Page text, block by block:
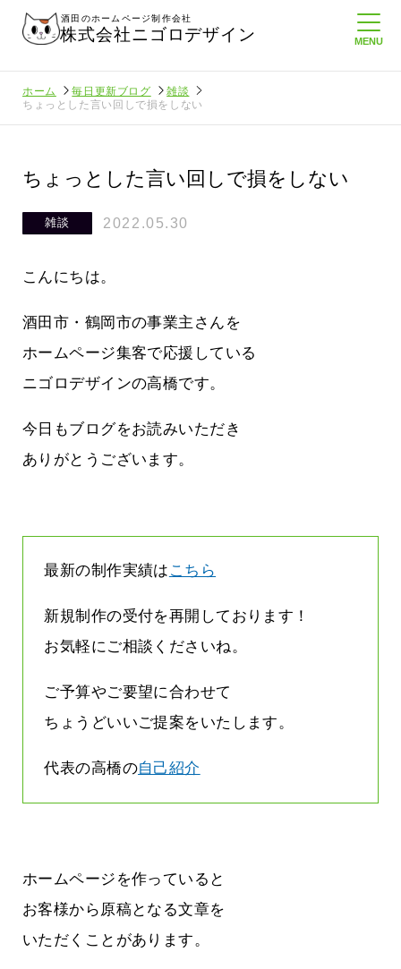
酒田のホームページ制作会社
株式会社ニゴロデザイン
ホーム 毎日更新ブログ
雑談
ちょっとした言い回しで損をしない
ちょっとした言い回しで損をしない
雑談 2022.05.30
こんにちは。
酒田市・鶴岡市の事業主さんを
ホームページ集客で応援している
ニゴロデザインの高橋です。
今日もブログをお読みいただき
ありがとうございます。
最新の制作実績は こちら
新規制作の受付を再開しております！
お気軽にご相談くださいね。
ご予算やご要望に合わせて
ちょうどいいご提案をいたします。
代表の高橋の自己紹介
ホームページを作っていると
お客様から原稿となる文章を
いただくことがあります。
負けない
メンタルに来る～！想定してたより利
2026.07.29